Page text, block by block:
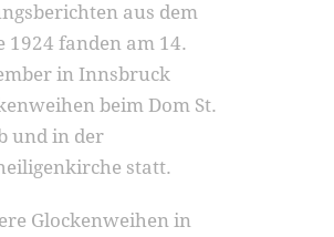
aus dem
1924 fanden am 14.
in Innsbruck
beim Dom St.
und in der
statt.
Glockenweihen in